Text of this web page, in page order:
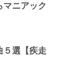
マニアック
５選【疾走